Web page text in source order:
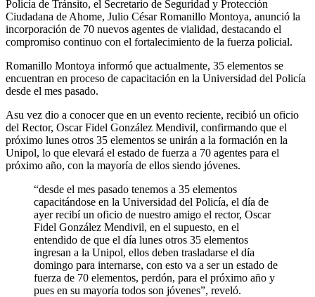
Policía de Tránsito, el Secretario de Seguridad y Protección
Ciudadana de Ahome, Julio César Romanillo Montoya, anunció la
incorporación de 70 nuevos agentes de vialidad, destacando el
compromiso continuo con el fortalecimiento de la fuerza policial.
Romanillo Montoya informó que actualmente, 35 elementos se
encuentran en proceso de capacitación en la Universidad del Policía
desde el mes pasado.
Asu vez dio a conocer que en un evento reciente, recibió un oficio
del Rector, Oscar Fidel González Mendivil, confirmando que el
próximo lunes otros 35 elementos se unirán a la formación en la
Unipol, lo que elevará el estado de fuerza a 70 agentes para el
próximo año, con la mayoría de ellos siendo jóvenes.
“desde el mes pasado tenemos a 35 elementos
capacitándose en la Universidad del Policía, el día de
ayer recibí un oficio de nuestro amigo el rector, Oscar
Fidel González Mendivil, en el supuesto, en el
entendido de que el día lunes otros 35 elementos
ingresan a la Unipol, ellos deben trasladarse el día
domingo para internarse, con esto va a ser un estado de
fuerza de 70 elementos, perdón, para el próximo año y
pues en su mayoría todos son jóvenes”, reveló.